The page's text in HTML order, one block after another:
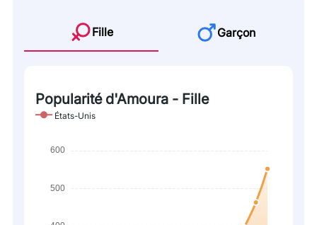
Fille Garçon
Popularité d'Amoura - Fille
États-Unis